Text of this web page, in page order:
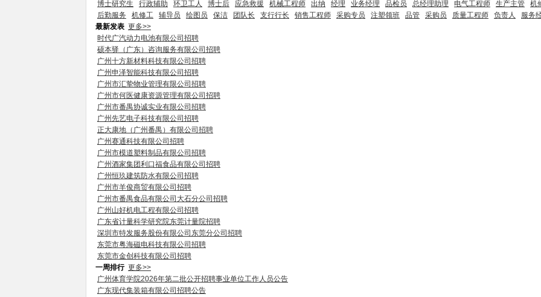
博士研究生
行政辅助 环卫工人 博士后 应急救援 机械工程师 出纳 经理 业务经理 品检员 总经理助理 电气工程师 生产主管 机
后勤服务
机修工 辅导员 绘图员 保洁 团队长 支行行长 销售工程师 采购专员 注塑领班 品管 采购员 质量工程师 负责人
服务
最新发表 更多>>
时代广汽动力电池有限公司招聘
硕本驿（广东）咨询服务有限公司招聘
广州十方新材料科技有限公司招聘
广州申泽智能科技有限公司招聘
广州市汇挚物业管理有限公司招聘
广州市何医健康资源管理有限公司招聘
广州市番禺协诚实业有限公司招聘
广州先艺电子科技有限公司招聘
正大康地（广州番禺）有限公司招聘
广州赛通科技有限公司招聘
广州市模道塑料制品有限公司招聘
广州酒家集团利口福食品有限公司招聘
广州恒玖建筑防水有限公司招聘
广州市羊俊商贸有限公司招聘
广州市番禺食品有限公司大石分公司招聘
广州山好机电工程有限公司招聘
广东省计量科学研究院东莞计量院招聘
深圳市特发服务股份有限公司东莞分公司招聘
东莞市粤海磁电科技有限公司招聘
东莞市金创科技有限公司招聘
一周排行 更多>>
广州体育学院2026年第二批公开招聘事业单位工作人员公告
广东现代集装箱有限公司招聘公告